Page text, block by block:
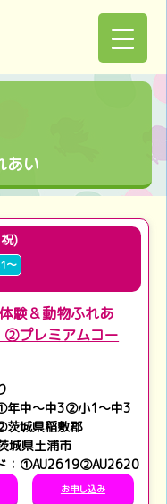
あい
)
～
験＆動物ふれあ
プレミアムコー
年中～中3②小1～中3
城県稲敷郡
城県土浦市
：①AU2619②AU2620
お申し込み